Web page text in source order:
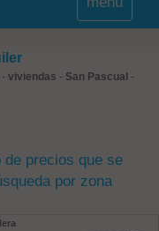
- viviendas - San Pascual -
de precios que se
por zona